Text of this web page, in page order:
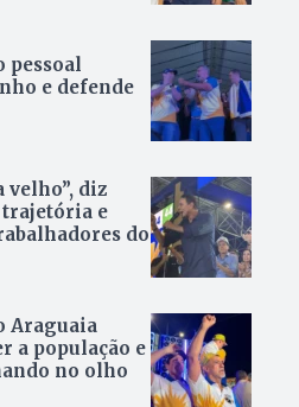
pessoal
e defende
velho”, diz
e
do
Araguaia
a população e
no olho